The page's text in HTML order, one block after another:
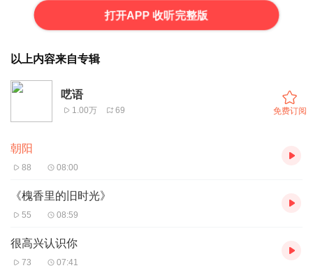
打开APP 收听完整版
以上内容来自专辑
呓语
1.00万 69 免费订阅
朝阳
88 08:00
《槐香里的旧时光》
55 08:59
很高兴认识你
73 07:41